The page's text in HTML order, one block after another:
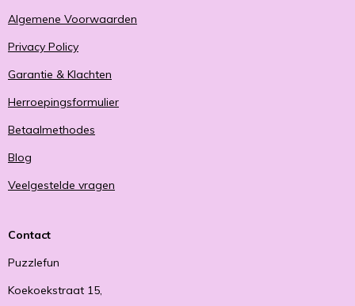
Algemene Voorwaarden
Privacy Policy
Garantie & Klachten
Herroepingsformulier
Betaalmethodes
Blog
Veelgestelde vragen
Contact
Puzzlefun
Koekoekstraat 15,